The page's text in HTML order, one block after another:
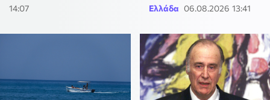
14:07
Ελλάδα 06.08.2026 13:41